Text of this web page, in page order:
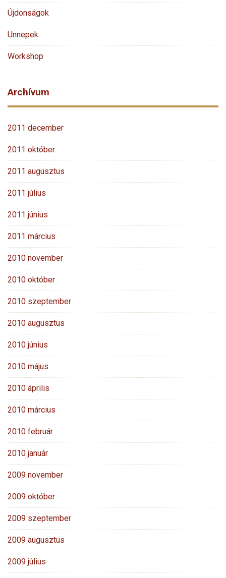
Újdonságok
Ünnepek
Workshop
Archívum
2011 december
2011 október
2011 augusztus
2011 július
2011 június
2011 március
2010 november
2010 október
2010 szeptember
2010 augusztus
2010 június
2010 május
2010 április
2010 március
2010 február
2010 január
2009 november
2009 október
2009 szeptember
2009 augusztus
2009 július